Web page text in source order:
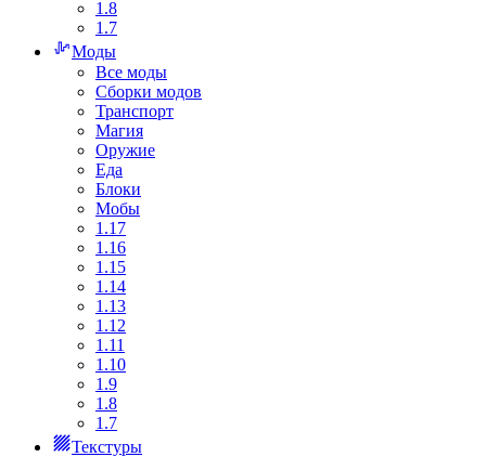
1.8
1.7
Моды
Все моды
Сборки модов
Транспорт
Магия
Оружие
Еда
Блоки
Мобы
1.17
1.16
1.15
1.14
1.13
1.12
1.11
1.10
1.9
1.8
1.7
Текстуры